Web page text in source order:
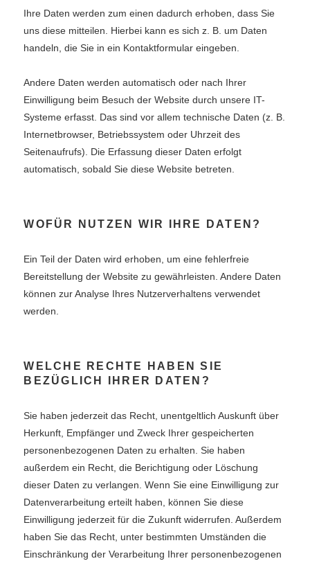
Ihre Daten werden zum einen dadurch erhoben, dass Sie
uns diese mitteilen. Hierbei kann es sich z. B. um Daten
handeln, die Sie in ein Kontaktformular eingeben.
Andere Daten werden automatisch oder nach Ihrer
Einwilligung beim Besuch der Website durch unsere IT-
Systeme erfasst. Das sind vor allem technische Daten (z. B.
Internetbrowser, Betriebssystem oder Uhrzeit des
Seitenaufrufs). Die Erfassung dieser Daten erfolgt
automatisch, sobald Sie diese Website betreten.
WOFÜR NUTZEN WIR IHRE DATEN?
Ein Teil der Daten wird erhoben, um eine fehlerfreie
Bereitstellung der Website zu gewährleisten. Andere Daten
können zur Analyse Ihres Nutzerverhaltens verwendet
werden.
WELCHE RECHTE HABEN SIE
BEZÜGLICH IHRER DATEN?
Sie haben jederzeit das Recht, unentgeltlich Auskunft über
Herkunft, Empfänger und Zweck Ihrer gespeicherten
personenbezogenen Daten zu erhalten. Sie haben
außerdem ein Recht, die Berichtigung oder Löschung
dieser Daten zu verlangen. Wenn Sie eine Einwilligung zur
Datenverarbeitung erteilt haben, können Sie diese
Einwilligung jederzeit für die Zukunft widerrufen. Außerdem
haben Sie das Recht, unter bestimmten Umständen die
Einschränkung der Verarbeitung Ihrer personenbezogenen